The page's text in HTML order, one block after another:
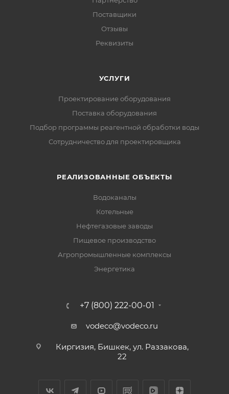
Поставщики
Отзывы
Реквизиты
УСЛУГИ
Проектирование оборудования
Поставка оборудования
Подбор программы реагентной обработки воды
Сотрудничество для проектировщика
РЕАЛИЗОВАННЫЕ ОБЪЕКТЫ
Водоканалы
Котельные
Нефтегазовые заводы
Пищевое производство
Агропромышленные комплексы
Энергетика
+7 (800) 222-00-01
vodeco@vodeco.ru
Киргизия, Бишкек, ул. Раззакова,
22